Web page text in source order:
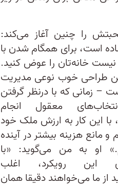
را چنین آغاز می‌کند:
است، برای همگام شدن با
نیست خانه‌تان را عوض کنید.
طراحی خوب نوعی مدیریت
– زمانی که با درنظر گرفتن
معقول انجام
این کار به ارزش ملک خود
و مانع هزینه بیشتر در آینده
او به من می‌گوید: «با
این رویکرد، اغلب
از ما می‌خواهند دقیقا همان